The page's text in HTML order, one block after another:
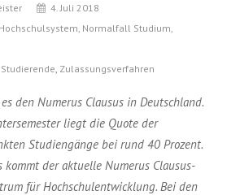
4. Juli 2018
Hochschulsystem Normalfall Studium
Studierende Zulassungsverfahren
den Numerus Clausus in Deutschland.
liegt die Quote der
Studiengänge bei rund 40 Prozent.
kommt der aktuelle Numerus Clausus-
für Hochschulentwicklung. Bei den